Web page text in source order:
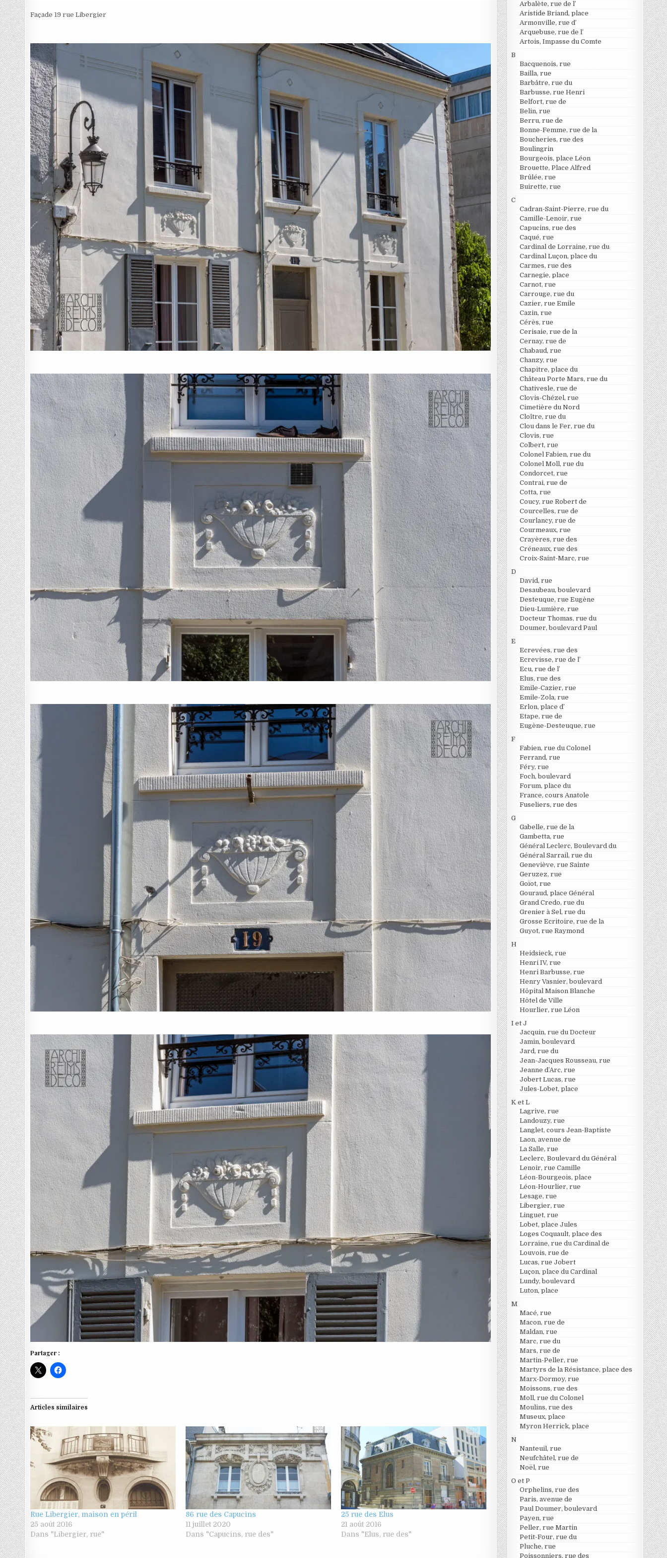
Façade 19 rue Libergier
Partager :
Articles similaires
Rue Libergier, maison en péril
25 août 2016
Dans "Libergier, rue"
86 rue des Capucins
11 juillet 2020
Dans "Capucins, rue des"
25 rue des Elus
21 août 2016
Dans "Elus, rue des"
Arbalète, rue de l’
Aristide Briand, place
Armonville, rue d’
Arquebuse, rue de l’
Artois, Impasse du Comte
B
Bacquenois, rue
Bailla, rue
Barbâtre, rue du
Barbusse, rue Henri
Belfort, rue de
Belin, rue
Berru, rue de
Bonne-Femme, rue de la
Boucheries, rue des
Boulingrin
Bourgeois, place Léon
Brouette, Place Alfred
Brûlée, rue
Buirette, rue
C
Cadran-Saint-Pierre, rue du
Camille-Lenoir, rue
Capucins, rue des
Caqué, rue
Cardinal de Lorraine, rue du
Cardinal Luçon, place du
Carmes, rue des
Carnegie, place
Carnot, rue
Carrouge, rue du
Cazier, rue Emile
Cazin, rue
Cérès, rue
Cerisaie, rue de la
Cernay, rue de
Chabaud, rue
Chanzy, rue
Chapitre, place du
Château Porte Mars, rue du
Chativesle, rue de
Clovis-Chézel, rue
Cimetière du Nord
Cloître, rue du
Clou dans le Fer, rue du
Clovis, rue
Colbert, rue
Colonel Fabien, rue du
Colonel Moll, rue du
Condorcet, rue
Contrai, rue de
Cotta, rue
Coucy, rue Robert de
Courcelles, rue de
Courlancy, rue de
Courmeaux, rue
Crayères, rue des
Créneaux, rue des
Croix-Saint-Marc, rue
D
David, rue
Desaubeau, boulevard
Desteuque, rue Eugène
Dieu-Lumière, rue
Docteur Thomas, rue du
Doumer, boulevard Paul
E
Ecrevées, rue des
Ecrevisse, rue de l’
Ecu, rue de l’
Elus, rue des
Emile-Cazier, rue
Emile-Zola, rue
Erlon, place d’
Etape, rue de
Eugène-Desteuque, rue
F
Fabien, rue du Colonel
Ferrand, rue
Féry, rue
Foch, boulevard
Forum, place du
France, cours Anatole
Fuseliers, rue des
G
Gabelle, rue de la
Gambetta, rue
Général Leclerc, Boulevard du
Général Sarrail, rue du
Geneviève, rue Sainte
Geruzez, rue
Goïot, rue
Gouraud, place Général
Grand Credo, rue du
Grenier à Sel, rue du
Grosse Ecritoire, rue de la
Guyot, rue Raymond
H
Heidsieck, rue
Henri IV, rue
Henri Barbusse, rue
Henry Vasnier, boulevard
Hôpital Maison Blanche
Hôtel de Ville
Hourlier, rue Léon
I et J
Jacquin, rue du Docteur
Jamin, boulevard
Jard, rue du
Jean-Jacques Rousseau, rue
Jeanne d’Arc, rue
Jobert Lucas, rue
Jules-Lobet, place
K et L
Lagrive, rue
Landouzy, rue
Langlet, cours Jean-Baptiste
Laon, avenue de
La Salle, rue
Leclerc, Boulevard du Général
Lenoir, rue Camille
Léon-Bourgeois, place
Léon-Hourlier, rue
Lesage, rue
Libergier, rue
Linguet, rue
Lobet, place Jules
Loges Coquault, place des
Lorraine, rue du Cardinal de
Louvois, rue de
Lucas, rue Jobert
Luçon, place du Cardinal
Lundy, boulevard
Luton, place
M
Macé, rue
Macon, rue de
Maldan, rue
Marc, rue du
Mars, rue de
Martin-Peller, rue
Martyrs de la Résistance, place des
Marx-Dormoy, rue
Moissons, rue des
Moll, rue du Colonel
Moulins, rue des
Museux, place
Myron Herrick, place
N
Nanteuil, rue
Neufchâtel, rue de
Noël, rue
O et P
Orphelins, rue des
Paris, avenue de
Paul Doumer, boulevard
Payen, rue
Peller, rue Martin
Petit-Four, rue du
Pluche, rue
Poissonniers, rue des